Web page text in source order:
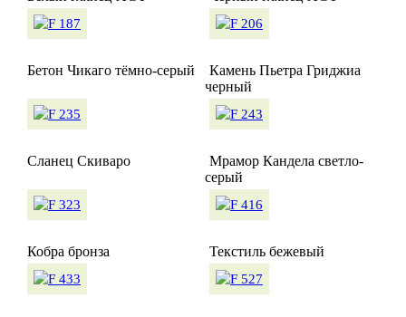
Бетон Чикаго тёмно-серый
Камень Пьетра Гриджиа
черный
Сланец Скиваро
Мрамор Кандела светло-
серый
Кобра бронза Текстиль бежевый